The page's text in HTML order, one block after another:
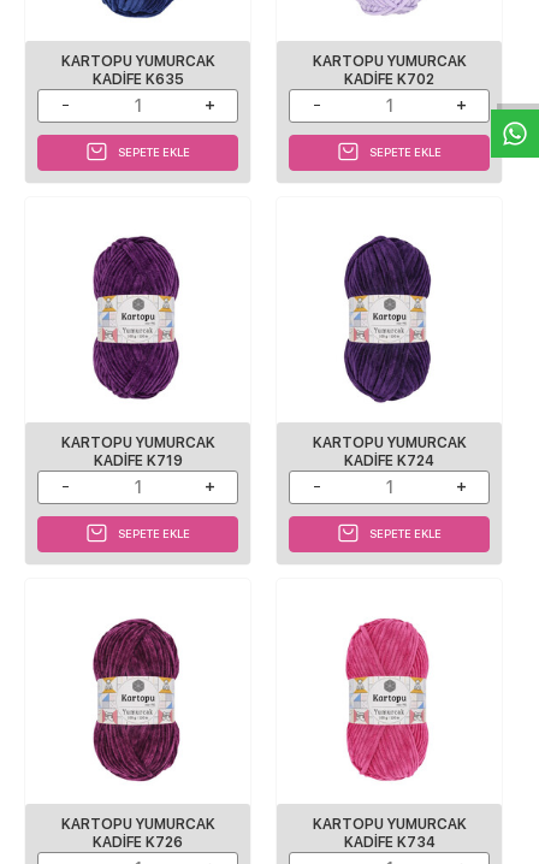
KARTOPU YUMURCAK
KADIFE K635
SEPETE EKLE
KARTOPU YUMURCAK
KADIFE K702
SEPETE EKLE
KARTOPU YUMURCAK
KADIFE K719
SEPETE EKLE
KARTOPU YUMURCAK
KADIFE K724
SEPETE EKLE
KARTOPU YUMURCAK
KADIFE K726
KARTOPU YUMURCAK
KADIFE K734